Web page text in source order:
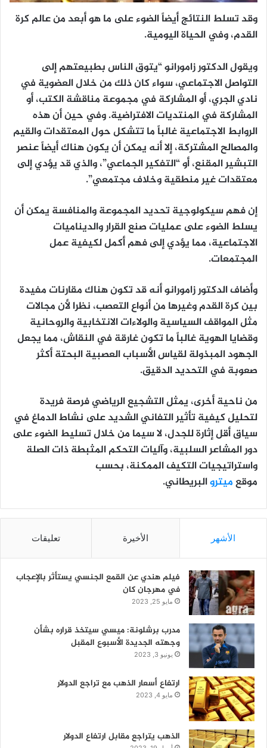
وقد تسلط النتائج أيضاً الضوء على ما هو أبعد من عالم كرة
القدم، وفي الحياة اليومية.
ويقول الدكتور زامورانو “يتوق الناس بطبيعتهم إلى
التواصل الاجتماعي، سواء كان ذلك من خلال العضوية في
نادي الجري، أو المشاركة في مجموعة مناقشة الكتب، أو
المشاركة في المنتديات الافتراضية. وفي حين أن هذه
الروابط الاجتماعية غالباً ما تتشكل حول المعتقدات والقيم
والمصالح المشتركة، إلا أنه يمكن أن يكون هناك أيضاً عنصر
التبشير المقنع، أو “التفكير الجماعي”، والذي قد يؤدي إلى
معتقدات غير منطقية وخلاف مجتمعي”.
إن فهم سيكولوجية تحديد المجموعة والمنافسة يمكن أن
يسلط الضوء على عمليات صنع القرار والديناميات
الاجتماعية، مما يؤدي إلى فهم أكمل لكيفية عمل
المجتمعات.
وأضاف الدكتور زامورانو أنه قد تكون هناك مقارنات مفيدة
بين كرة القدم وغيرها من أنواع التعصب، نظرا لأن مجالات
مثل المواقف السياسية والولاءات الانتخابية والروحانية
وقضايا الهوية غالباً ما تكون غارقة في النقاش، مما يجعل
الجهود المبذولة لقياس الأسباب العصبية البحتة أكثر
صعوبة في التحديد الدقيق.
من ناحية أخرى، يمثل التشجيع الرياضي فرصة فريدة
لتحليل كيفية تأثير التفاني الشديد على نشاط الدماغ في
سياق أقل إثارة للجدل، لا سيما من خلال تسليط الضوء على
دور المشاعر السلبية، وآليات التحكم المثبطة ذات الصلة
واستراتيجيات التكيف الممكنة، بحسب
موقعميتروالبريطاني.
الأشهر الأخيرة تعليقات
فيلم هندي عن القمع الجنسي يستأثر بالإعجاب
في مهرجان كان
مايو 25, 2023
مدرب برشلونة: ميسي سيتخذ قراره بشأن
وجهته الجديدة الأسبوع المقبل
يونيو 3, 2023
ارتفاع أسعار الذهب مع تراجع الدولار
مايو 4, 2023
الذهب يتراجع مقابل ارتفاع الدولار